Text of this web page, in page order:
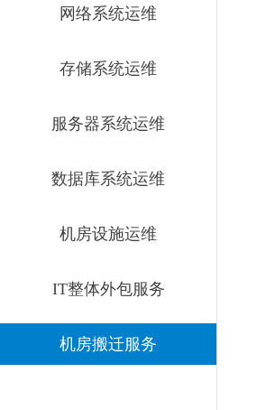
网络系统运维
存储系统运维
服务器系统运维
数据库系统运维
机房设施运维
IT整体外包服务
机房搬迁服务